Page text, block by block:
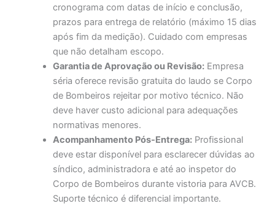
cronograma com datas de início e conclusão,
prazos para entrega de relatório (máximo 15 dias
após fim da medição). Cuidado com empresas
que não detalham escopo.
Garantia de Aprovação ou Revisão: Empresa
séria oferece revisão gratuita do laudo se Corpo
de Bombeiros rejeitar por motivo técnico. Não
deve haver custo adicional para adequações
normativas menores.
Acompanhamento Pós-Entrega: Profissional
deve estar disponível para esclarecer dúvidas ao
síndico, administradora e até ao inspetor do
Corpo de Bombeiros durante vistoria para AVCB.
Suporte técnico é diferencial importante.